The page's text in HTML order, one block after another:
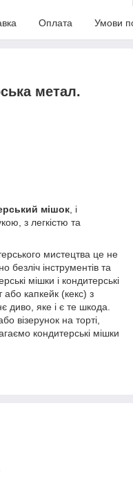
Оплата Умови
метал.
мішок, і
з легкістю та
мистецтва це не
безліч інструментів та
мішки і кондитерські
капкейк (кекс) з
диво, яке і є те шкода.
візерунок на торті,
кондитерські мішки